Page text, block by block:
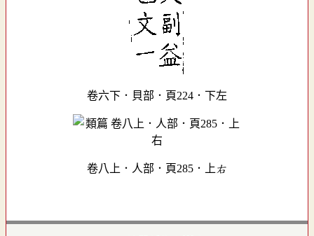
卷六下．貝部．頁224．下左
卷八上．人部．頁285．上右